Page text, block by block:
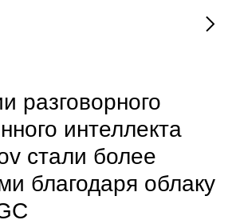
разговорного
интеллекта
стали более
благодаря облаку